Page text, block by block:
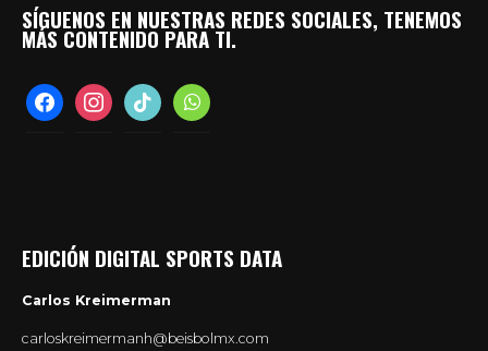
SÍGUENOS EN NUESTRAS REDES SOCIALES, TENEMOS
MÁS CONTENIDO PARA TI.
facebookinstagramtiktok whatsapp
EDICIÓN DIGITAL SPORTS DATA
Carlos Kreimerman
carloskreimermanh@beisbolmx.com